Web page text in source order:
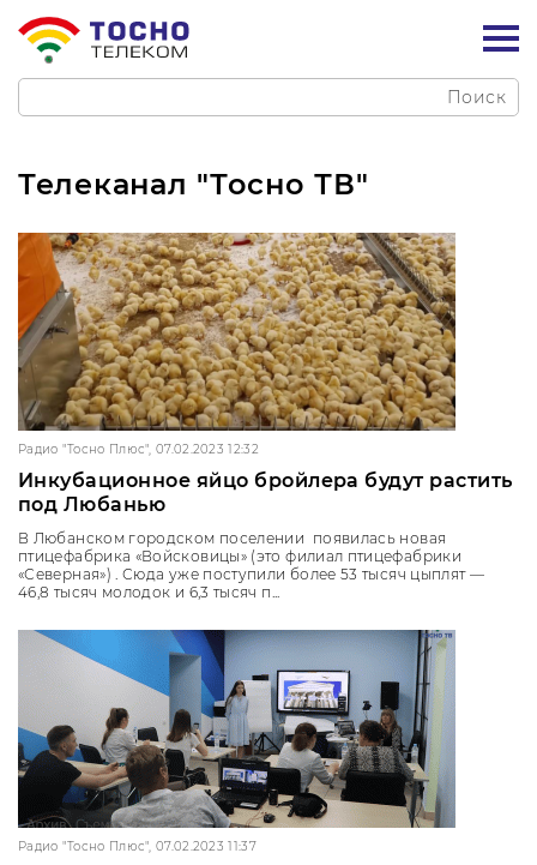
Поиск
Телеканал "Тосно ТВ"
Радио "Тосно Плюс", 07.02.2023 12:32
Инкубационное яйцо бройлера будут растить
под Любанью
В Любанском городском поселении появилась новая
птицефабрика «Войсковицы» (это филиал птицефабрики
«Северная») . Сюда уже поступили более 53 тысяч цыплят —
46,8 тысяч молодок и 6,3 тысяч п...
Радио "Тосно Плюс", 07.02.2023 11:37